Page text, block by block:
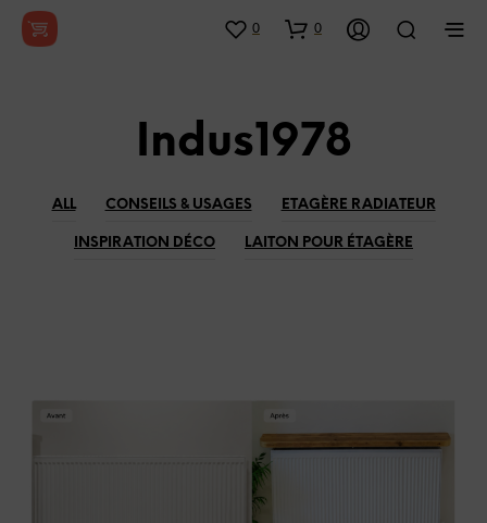
0 0
Indus1978
ALL CONSEILS & USAGES ETAGÈRE RADIATEUR
INSPIRATION DÉCO LAITON POUR ÉTAGÈRE